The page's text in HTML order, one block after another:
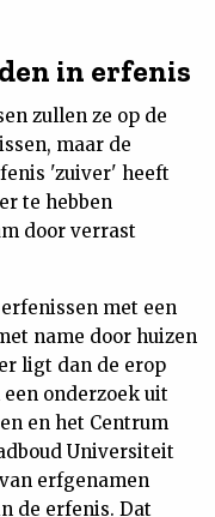
in erfenis
zullen ze op de
maar de
'zuiver' heeft
te hebben
door verrast
met een
name door huizen
ligt dan de erop
onderzoek uit
en het Centrum
Universiteit
erfgenamen
de erfenis. Dat